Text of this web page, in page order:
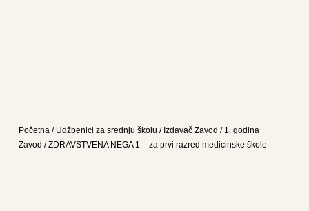
Početna/ Udžbenici za srednju školu / Izdavač Zavod / 1. godina
Zavod / ZDRAVSTVENA NEGA 1 – za prvi razred medicinske škole